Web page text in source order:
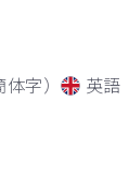
体字） 英語